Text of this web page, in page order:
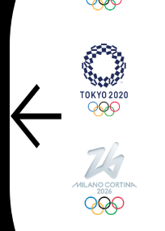
Previous